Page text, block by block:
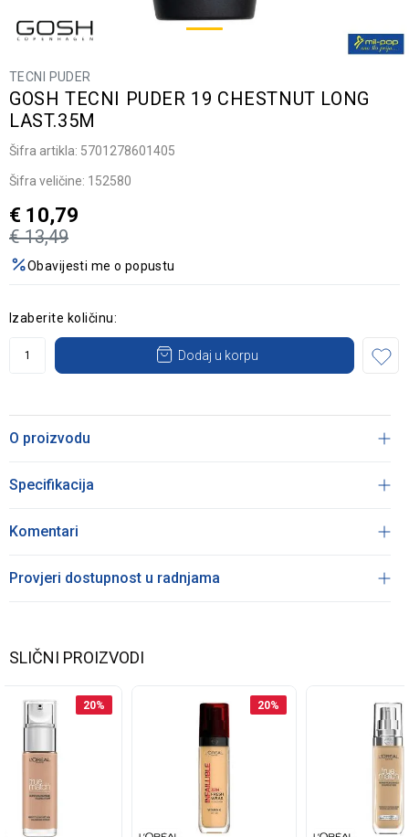
TECNI PUDER
GOSH TECNI PUDER 19 CHESTNUT LONG
LAST.35M
Šifra artikla: 5701278601405
Šifra veličine: 152580
€ 13,49
€ 10,79
Obavijesti me o popustu
Izaberite količinu:
Dodaj u korpu
O proizvodu
Specifikacija
Komentari
Provjeri dostupnost u radnjama
SLIČNI PROIZVODI
20% 20%